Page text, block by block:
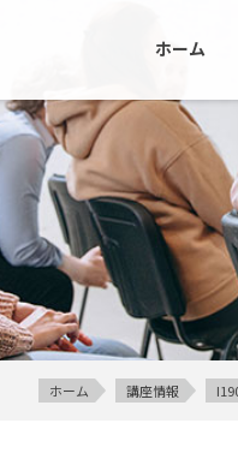
ホーム
ホーム 講座情報